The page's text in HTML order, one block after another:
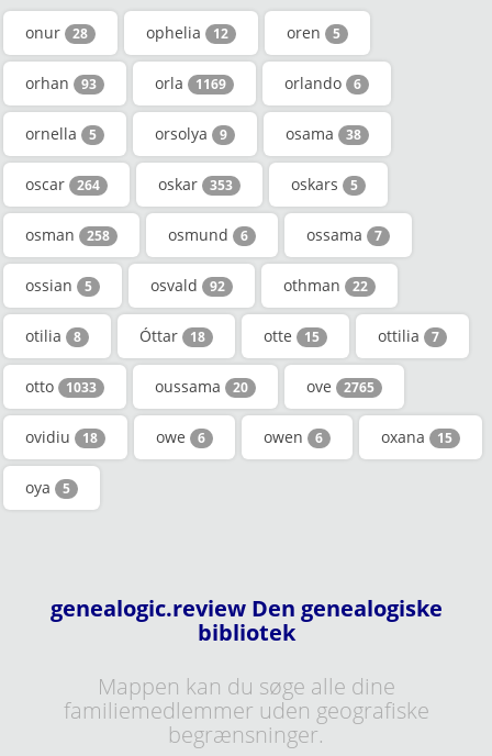
onur 28 ophelia 12 oren 5
orhan 93 orla 1169 orlando 6
ornella 5 orsolya 9 osama 38
oscar 264 oskar 353 oskars 5
osman 258 osmund 6 ossama 7
ossian 5 osvald 92 othman 22
otilia 8 Óttar 18 otte 15 ottilia 7
otto 1033 oussama 20 ove 2765
ovidiu 18 owe 6 owen 6 oxana 15
oya 5
genealogic.review Den genealogiske
bibliotek
Mappen kan du søge alle dine
familiemedlemmer uden geografiske
begrænsninger.